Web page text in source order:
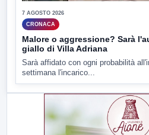
7 AGOSTO 2026
CRONACA
Malore o aggressione? Sarà
giallo di Villa Adriana
Sarà affidato con ogni probabilità
settimana l'incarico...